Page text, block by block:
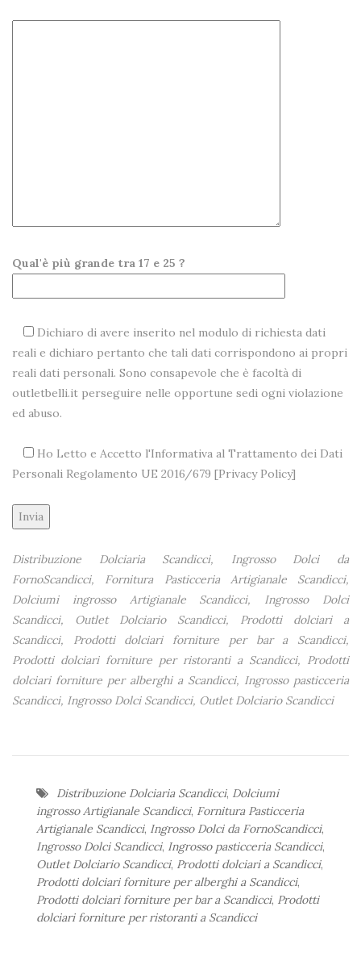
Qual'è più grande tra 17 e 25 ?
Dichiaro di avere inserito nel modulo di richiesta dati
reali e dichiaro pertanto che tali dati corrispondono ai propri
reali dati personali. Sono consapevole che è facoltà di
outletbelli.it perseguire nelle opportune sedi ogni violazione
ed abuso.
Ho Letto e Accetto l'Informativa al Trattamento dei Dati
Personali Regolamento UE 2016/679 [Privacy Policy]
Alternative:
Distribuzione Dolciaria Scandicci, Ingrosso Dolci da
FornoScandicci, Fornitura Pasticceria Artigianale Scandicci,
Dolciumi ingrosso Artigianale Scandicci, Ingrosso Dolci
Scandicci, Outlet Dolciario Scandicci, Prodotti dolciari a
Scandicci, Prodotti dolciari forniture per bar a Scandicci,
Prodotti dolciari forniture per ristoranti a Scandicci, Prodotti
dolciari forniture per alberghi a Scandicci, Ingrosso pasticceria
Scandicci, Ingrosso Dolci Scandicci, Outlet Dolciario Scandicci
Distribuzione Dolciaria Scandicci, Dolciumi
ingrosso Artigianale Scandicci, Fornitura Pasticceria
Artigianale Scandicci, Ingrosso Dolci da FornoScandicci,
Ingrosso Dolci Scandicci, Ingrosso pasticceria Scandicci,
Outlet Dolciario Scandicci, Prodotti dolciari a Scandicci,
Prodotti dolciari forniture per alberghi a Scandicci,
Prodotti dolciari forniture per bar a Scandicci, Prodotti
dolciari forniture per ristoranti a Scandicci